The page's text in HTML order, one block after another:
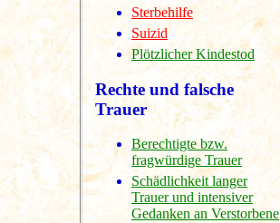
Sterbehilfe
Suizid
Plötzlicher Kindestod
Rechte und falsche
Trauer
Berechtigte bzw.
fragwürdige Trauer
Schädlichkeit langer
Trauer und intensiver
Gedanken an Verstorbene